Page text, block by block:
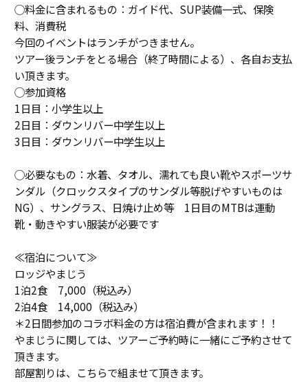
◯料金に含まれるもの：ガイド代、SUP装備一式、保険
料、消費税
今回のイベントはランチがつきません。
ツアー後ランチをとる場合（終了時間による）、各自お支払
い頂きます。
◯参加資格
1日目：小学生以上
2日目：ダウンリバー中学生以上
3日目：ダウンリバー中学生以上
◯必要なもの：水着、タオル、濡れても良い靴やスポーツサ
ンダル（クロックスタイプのサンダル等脱げやすいものは
NG）、サングラス、日焼け止め等 1日目のMTBは運動
靴・動きやすい服装が必要です
≪宿泊について≫
ロッジやまじう
1泊2食 7,000（税込み）
2泊4食 14,000（税込み）
＊2日間参加のコラボ料金の方は宿泊費が含まれます！！
やまじうに関しては、ツアーご予約時に一緒にご予約させて
頂きます。
部屋割りは、こちらで組ませて頂きます。